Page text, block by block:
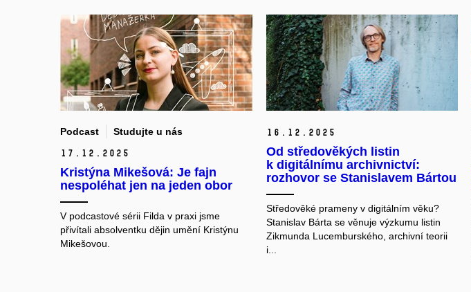
Podcast Studujte u nás
17. 12. 2025
Kristýna Mikešová: Je fajn
nespoléhat jen na jeden obor
V podcastové sérii Filda v praxi jsme
přivítali absolventku dějin umění Kristýnu
Mikešovou.
16. 12. 2025
Od středověkých listin
k digitálnímu archivnictví:
rozhovor se Stanislavem Bártou
Středověké prameny v digitálním věku?
Stanislav Bárta se věnuje výzkumu listin
Zikmunda Lucemburského, archivní teorii
i...